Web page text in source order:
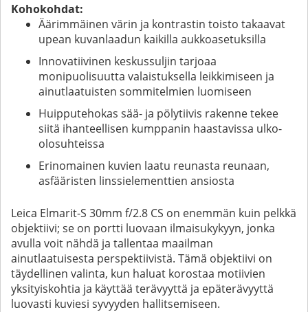
Kohokohdat:
Äärimmäinen värin ja kontrastin toisto takaavat
upean kuvanlaadun kaikilla aukkoasetuksilla
Innovatiivinen keskussuljin tarjoaa
monipuolisuutta valaistuksella leikkimiseen ja
ainutlaatuisten sommitelmien luomiseen
Huipputehokas sää- ja pölytiivis rakenne tekee
siitä ihanteellisen kumppanin haastavissa ulko-
olosuhteissa
Erinomainen kuvien laatu reunasta reunaan,
asfääristen linssielementtien ansiosta
Leica Elmarit-S 30mm f/2.8 CS on enemmän kuin pelkkä
objektiivi; se on portti luovaan ilmaisukykyyn, jonka
avulla voit nähdä ja tallentaa maailman
ainutlaatuisesta perspektiivistä. Tämä objektiivi on
täydellinen valinta, kun haluat korostaa motiivien
yksityiskohtia ja käyttää terävyyttä ja epäterävyyttä
luovasti kuviesi syvyyden hallitsemiseen.